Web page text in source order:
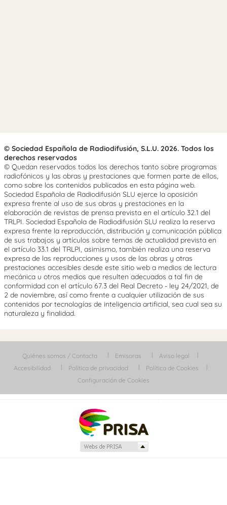
© Sociedad Española de Radiodifusión, S.L.U. 2026. Todos los
derechos reservados
© Quedan reservados todos los derechos tanto sobre programas
radiofónicos y las obras y prestaciones que formen parte de ellos,
como sobre los contenidos publicados en esta página web.
Sociedad Española de Radiodifusión SLU ejerce la oposición
expresa frente al uso de sus obras y prestaciones en la
elaboración de revistas de prensa prevista en el artículo 32.1 del
TRLPI. Sociedad Española de Radiodifusión SLU realiza la reserva
expresa frente la reproducción, distribución y comunicación pública
de sus trabajos y artículos sobre temas de actualidad prevista en
el artículo 33.1 del TRLPI, asimismo, también realiza una reserva
expresa de las reproducciones y usos de las obras y otras
prestaciones accesibles desde este sitio web a medios de lectura
mecánica u otros medios que resulten adecuados a tal fin de
conformidad con el artículo 67.3 del Real Decreto - ley 24/2021, de
2 de noviembre, así como frente a cualquier utilización de sus
contenidos por tecnologías de inteligencia artificial, sea cual sea su
naturaleza y finalidad.
Quiénes somos / Contacta Emisoras
Aviso legal
Accesibilidad
Política de privacidad
Política de Cookies
Configuración de Cookies